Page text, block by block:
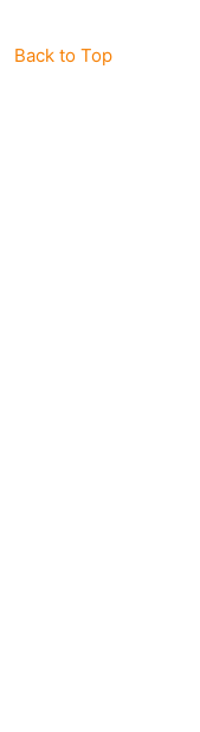
Back to Top